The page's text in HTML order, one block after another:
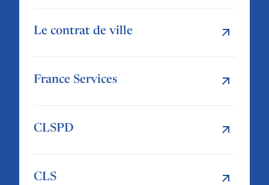
Le contrat de ville
France Services
CLSPD
CLS